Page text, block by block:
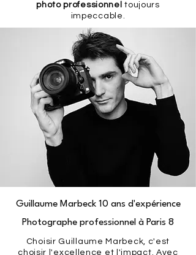
photo professionnel toujours
impeccable.
Guillaume Marbeck 10 ans d'expérience
Photographe professionnel à Paris 8
Choisir Guillaume Marbeck, c'est
choisir l'excellence et l'impact. Avec